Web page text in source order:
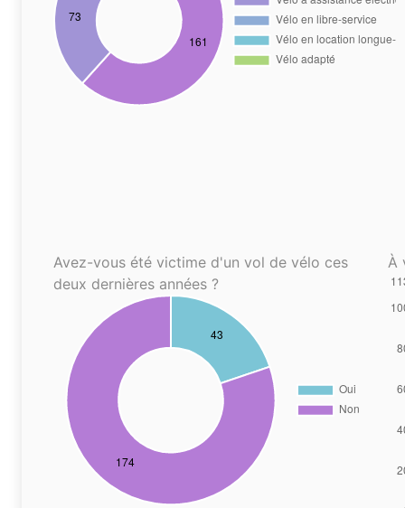
Avez-vous été victime d'un vol de vélo ces
deux dernières années ?
À